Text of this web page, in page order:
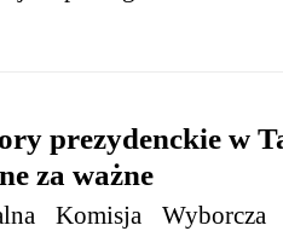
prezydenckie w
za ważne
Komisja Wyborcza